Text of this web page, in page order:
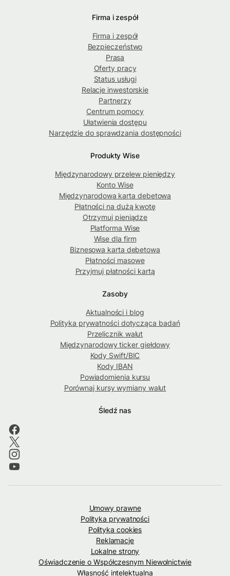
Firma i zespół
Firma i zespół
Bezpieczeństwo
Prasa
Oferty pracy
Status usługi
Relacje inwestorskie
Partnerzy
Centrum pomocy
Ułatwienia dostępu
Narzędzie do sprawdzania dostępności
Produkty Wise
Międzynarodowy przelew pieniędzy
Konto Wise
Międzynarodowa karta debetowa
Płatności na dużą kwotę
Otrzymuj pieniądze
Platforma Wise
Wise dla firm
Biznesowa karta debetowa
Płatności masowe
Przyjmuj płatności kartą
Zasoby
Aktualności i blog
Polityka prywatności dotycząca badań
Przelicznik walut
Międzynarodowy ticker giełdowy
Kody Swift/BIC
Kody IBAN
Powiadomienia kursu
Porównaj kursy wymiany walut
Śledź nas
Umowy prawne
Polityka prywatności
Polityka cookies
Reklamacje
Lokalne strony
Oświadczenie o Współczesnym Niewolnictwie
Własność intelektualna